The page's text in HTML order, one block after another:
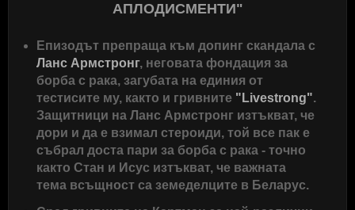
АПЛОДИСМЕНТИ"
Епизодът препраща към допинг скандала с
Ланс Армстронг, неговата фондация за
борба с рака, загубата на единия от
тестисите му, както и гривните "Livestrong".
Защитници на Ланс Армстронг изтъкват, че
дори и да е взимал стероиди, той все пак е
събрал доста пари за борба с рака - точно
както Стан и Исус изтъкват, че важната
тема всъщност са земеделците в Беларус.